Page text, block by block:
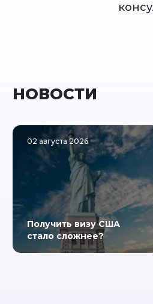
НОВОСТИ
02 августа 2026
Получить визу США
стало сложнее?